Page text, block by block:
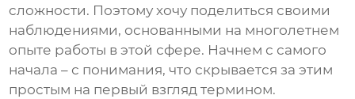
сложности. Поэтому хочу поделиться своими
наблюдениями, основанными на многолетнем
опыте работы в этой сфере. Начнем с самого
начала – с понимания, что скрывается за этим
простым на первый взгляд термином.